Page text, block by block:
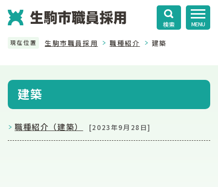
検索 MENU
現在位置 生駒市職員採用 職種紹介 建築
建築
職種紹介（建築） [2023年9月28日]